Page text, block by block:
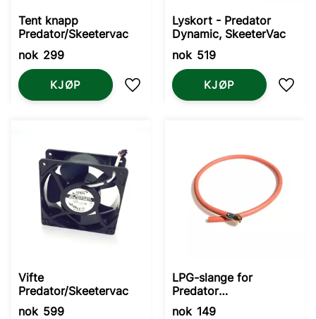
Tent knapp
Predator/Skeetervac
nok 299
Lagre som favoritt
KJØP
Lyskort - Predator
Dynamic, SkeeterVac
nok 519
KJØP
Vifte
Predator/Skeetervac
nok 599
LPG-slange for
Predator
Dynamic/Skeetervac
nok 149